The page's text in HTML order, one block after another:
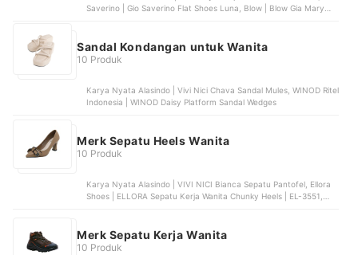
Saverino | Gio Saverino Flat Shoes Luna, Blow | Blow Gia Mary
Shoes Kenji
Sandal Kondangan untuk Wanita
10 Produk
Karya Nyata Alasindo | Vivi Nici Chava Sandal Mules, WINOD Ritel
Indonesia | WINOD Daisy Platform Sandal Wedges
Merk Sepatu Heels Wanita
10 Produk
Karya Nyata Alasindo | VIVI NICI Bianca Sepatu Pantofel, Ellora
Shoes | ELLORA Sepatu Kerja Wanita Chunky Heels | EL-3551,
Gio Saverino | Gio Saverino Sepatu Wanita Korea Fuji
Merk Sepatu Kerja Wanita
10 Produk